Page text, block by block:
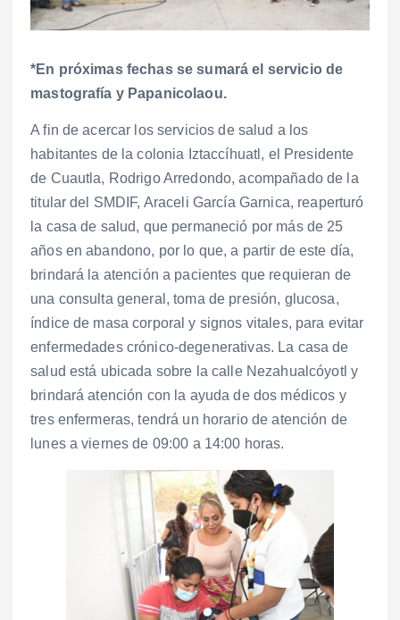
*En próximas fechas se sumará el servicio de
mastografía y Papanicolaou.
A fin de acercar los servicios de salud a los
habitantes de la colonia Iztaccíhuatl, el Presidente
de Cuautla, Rodrigo Arredondo, acompañado de la
titular del SMDIF, Araceli García Garnica, reaperturó
la casa de salud, que permaneció por más de 25
años en abandono, por lo que, a partir de este día,
brindará la atención a pacientes que requieran de
una consulta general, toma de presión, glucosa,
índice de masa corporal y signos vitales, para evitar
enfermedades crónico-degenerativas. La casa de
salud está ubicada sobre la calle Nezahualcóyotl y
brindará atención con la ayuda de dos médicos y
tres enfermeras, tendrá un horario de atención de
lunes a viernes de 09:00 a 14:00 horas.